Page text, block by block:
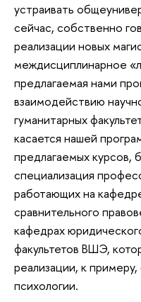
устраивать
сейчас, собственно
реализации новых
междисциплинарное
предлагаемая нами
взаимодействию
гуманитарных
касается нашей
предлагаемых курсов,
специализация
работающих на
сравнительного
кафедрах
факультетов ВШЭ,
реализации, к
психологии.